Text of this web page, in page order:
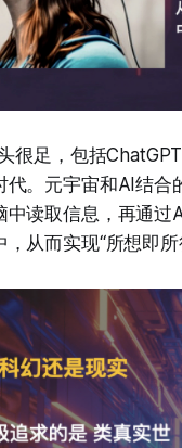
很足，包括
代。元宇宙和AI结
中读取信息，再通
从而实现“所想即